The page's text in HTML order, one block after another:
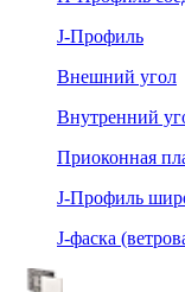
J-Профиль
Внешний угол
Внутренний
Приоконная
J-Профиль
J-фаска